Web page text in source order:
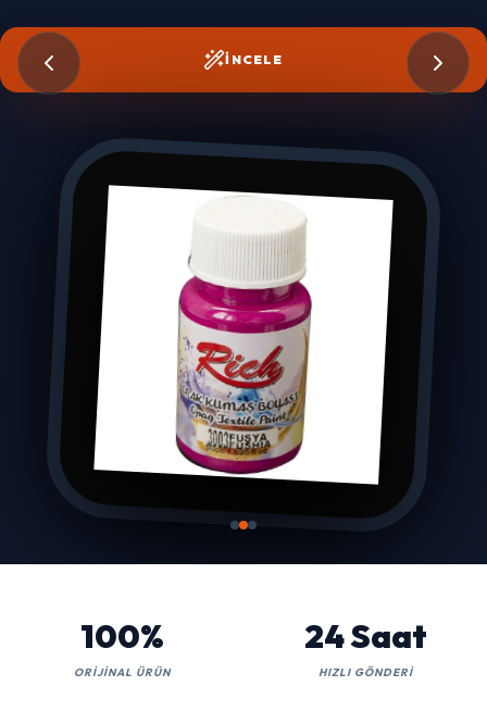
100%
ORIJINAL ÜRÜN
24 Saat
HIZLI GÖNDERI